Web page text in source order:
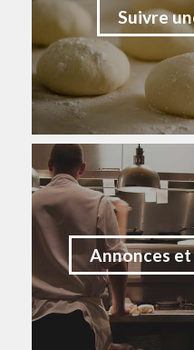
Suivre
Annonces